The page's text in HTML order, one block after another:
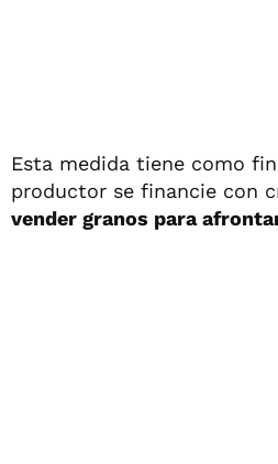
Esta medida tiene como
productor se financie con
vender granos para